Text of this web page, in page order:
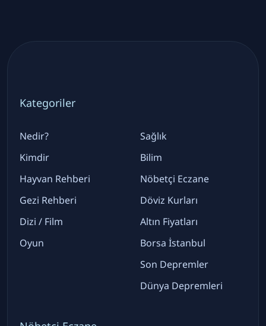
Kategoriler
Nedir?
Kimdir
Hayvan Rehberi
Gezi Rehberi
Dizi / Film
Oyun
Sağlık
Bilim
Nöbetçi Eczane
Döviz Kurları
Altın Fiyatları
Borsa İstanbul
Son Depremler
Dünya Depremleri